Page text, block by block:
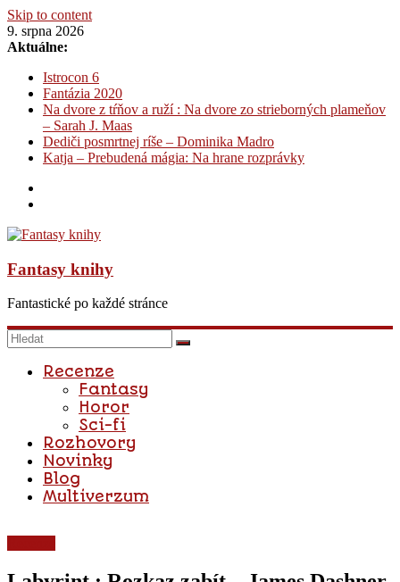
Skip to content
9. srpna 2026
Aktuálne:
Istrocon 6
Fantázia 2020
Na dvore z tŕňov a ruží : Na dvore zo strieborných plameňov
– Sarah J. Maas
Dediči posmrtnej ríše – Dominika Madro
Katja – Prebudená mágia: Na hrane rozprávky
Fantasy knihy
Fantastické po každé stránce
Recenze
Fantasy
Horor
Sci-fi
Rozhovory
Novinky
Blog
Multiverzum